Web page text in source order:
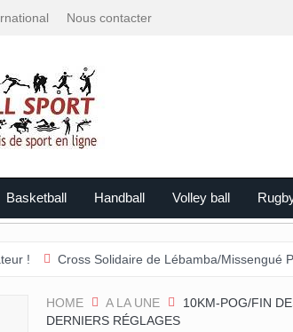
Nous contacter
Basketball Handball Volley ball
Solidaire de Lébamba/Missengué Pendy : «
HOME A LA UNE
10KM-POG/FIN
DERNIERS RÉGLAGES